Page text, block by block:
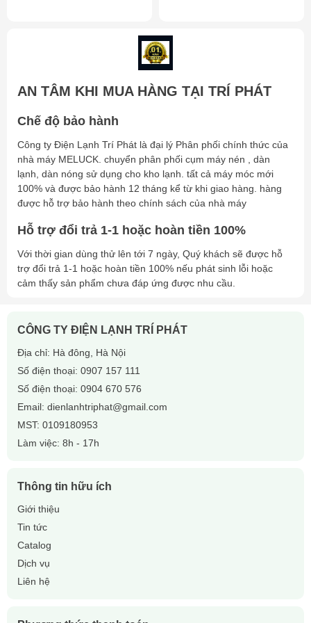
AN TÂM KHI MUA HÀNG TẠI TRÍ PHÁT
Chế độ bảo hành
Công ty Điện Lạnh Trí Phát là đại lý Phân phối chính thức của
nhà máy MELUCK. chuyển phân phối cụm máy nén , dàn
lạnh, dàn nóng sử dụng cho kho lạnh. tất cả máy móc mới
100% và được bảo hành 12 tháng kể từ khi giao hàng. hàng
được hỗ trợ bảo hành theo chính sách của nhà máy
Hỗ trợ đổi trả 1-1 hoặc hoàn tiền 100%
Với thời gian dùng thử lên tới 7 ngày, Quý khách sẽ được hỗ
trợ đổi trả 1-1 hoặc hoàn tiền 100% nếu phát sinh lỗi hoặc
cảm thấy sản phẩm chưa đáp ứng được nhu cầu.
CÔNG TY ĐIỆN LẠNH TRÍ PHÁT
Địa chỉ: Hà đông, Hà Nội
Số điện thoại: 0907 157 111
Số điện thoại: 0904 670 576
Email: dienlanhtriphat@gmail.com
MST: 0109180953
Làm việc: 8h - 17h
Thông tin hữu ích
Giới thiệu
Tin tức
Catalog
Dịch vụ
Liên hệ